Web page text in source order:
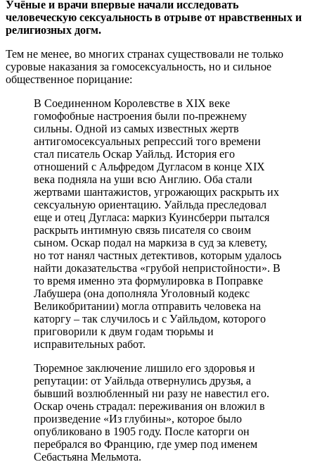
Учёные и врачи впервые начали исследовать
человеческую сексуальность в отрыве от нравственных и
религиозных догм.
Тем не менее, во многих странах существовали не только
суровые наказания за гомосексуальность, но и сильное
общественное порицание:
В Соединенном Королевстве в XIX веке
гомофобные настроения были по-прежнему
сильны. Одной из самых известных жертв
антигомосексуальных репрессий того времени
стал писатель Оскар Уайльд. История его
отношений с Альфредом Дугласом в конце XIX
века подняла на уши всю Англию. Оба стали
жертвами шантажистов, угрожающих раскрыть их
сексуальную ориентацию. Уайльда преследовал
еще и отец Дугласа: маркиз Куинсберри пытался
раскрыть интимную связь писателя со своим
сыном. Оскар подал на маркиза в суд за клевету,
но тот нанял частных детективов, которым удалось
найти доказательства «грубой непристойности». В
то время именно эта формулировка в Поправке
Лабушера (она дополняла Уголовный кодекс
Великобритании) могла отправить человека на
каторгу – так случилось и с Уайльдом, которого
приговорили к двум годам тюрьмы и
исправительных работ.
Тюремное заключение лишило его здоровья и
репутации: от Уайльда отвернулись друзья, а
бывший возлюбленный ни разу не навестил его.
Оскар очень страдал: переживания он вложил в
произведение «Из глубины», которое было
опубликовано в 1905 году. После каторги он
перебрался во Францию, где умер под именем
Себастьяна Мельмота.